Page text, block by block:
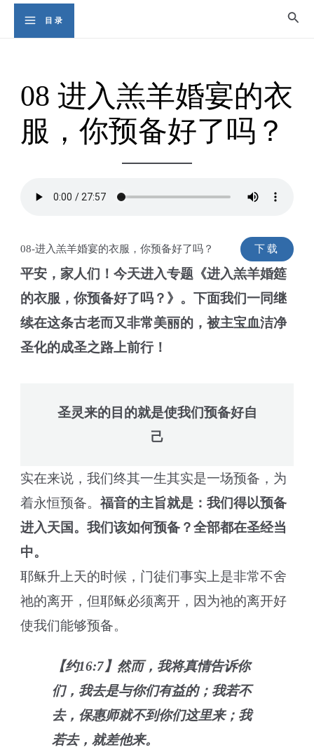
Main
目录
08 进入羔羊婚宴的衣
服，你预备好了吗？
08-进入羔羊婚宴的衣服，你预备好了吗？ 下载
平安，家人们！今天进入专题《进入羔羊婚筵
的衣服，你预备好了吗？》。下面我们一同继
续在这条古老而又非常美丽的，被主宝血洁净
圣化的成圣之路上前行！
圣灵来的目的就是使我们预备好自
己
实在来说，我们终其一生其实是一场预备，为
着永恒预备。福音的主旨就是：我们得以预备
进入天国。我们该如何预备？全部都在圣经当
中。
耶稣升上天的时候，门徒们事实上是非常不舍
祂的离开，但耶稣必须离开，因为祂的离开好
使我们能够预备。
【约16:7】然而，我将真情告诉你
们，我去是与你们有益的；我若不
去，保惠师就不到你们这里来；我
若去，就差他来。